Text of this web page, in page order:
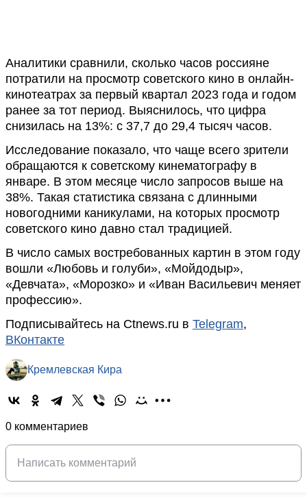
Аналитики сравнили, сколько часов россияне
потратили на просмотр советского кино в онлайн-
кинотеатрах за первый квартал 2023 года и годом
ранее за тот период. Выяснилось, что цифра
снизилась на 13%: с 37,7 до 29,4 тысяч часов.
Исследование показало, что чаще всего зрители
обращаются к советскому кинематографу в
январе. В этом месяце число запросов выше на
38%. Такая статистика связана с длинными
новогодними каникулами, на которых просмотр
советского кино давно стал традицией.
В число самых востребованных картин в этом году
вошли «Любовь и голуби», «Мойдодыр»,
«Девчата», «Морозко» и «Иван Васильевич меняет
профессию».
Подписывайтесь на Ctnews.ru в Telegram,
ВКонтакте
Кремлевская Кира
0 комментариев